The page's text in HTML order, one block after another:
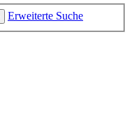
Erweiterte Suche